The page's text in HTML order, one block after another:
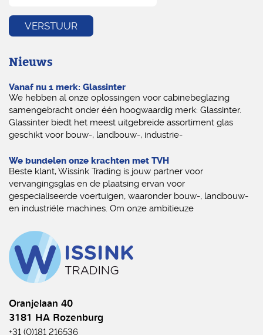
Nieuws
Vanaf nu 1 merk: Glassinter
We hebben al onze oplossingen voor cabinebeglazing
samengebracht onder één hoogwaardig merk: Glassinter.
Glassinter biedt het meest uitgebreide assortiment glas
geschikt voor bouw-, landbouw-, industrie-
We bundelen onze krachten met TVH
Beste klant, Wissink Trading is jouw partner voor
vervangingsglas en de plaatsing ervan voor
gespecialiseerde voertuigen, waaronder bouw-, landbouw-
en industriële machines. Om onze ambitieuze
Oranjelaan 40
3181 HA Rozenburg
+31 (0)181 216536